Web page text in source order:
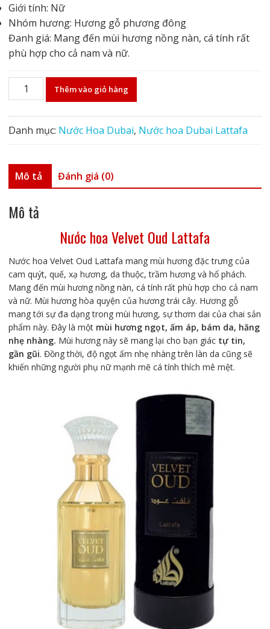
Giới tính: Nữ
Nhóm hương: Hương gỗ phương đông
Đanh giá: Mang đến mùi hương nồng nàn, cá tính rất
phù hợp cho cả nam và nữ.
Nước
hoa
Velvet
Oud
Lattafa
lượng
Thêm vào giỏ hàng
Danh mục: Nước Hoa Dubai, Nước hoa Dubai Lattafa
Mô tả Đánh giá (0)
Mô tả
Nước hoa Velvet Oud Lattafa
Nước hoa Velvet Oud Lattafa mang mùi hương đặc trưng của
cam quýt, quế, xạ hương, da thuộc, trầm hương và hổ phách.
Mang đến mùi hương nồng nàn, cá tính rất phù hợp cho cả nam
và nữ. Mùi hương hòa quyện của hương trái cây. Hương gỗ
mang tới sự đa dạng trong mùi hương, sự thơm dai của chai sản
phẩm này. Đây là một mùi hương ngọt, ấm áp, bám da, hăng
nhẹ nhàng. Mùi hương này sẽ mang lại cho bạn giác tự tin,
gần gũi. Đồng thời, độ ngọt ấm nhẹ nhàng trên làn da cũng sẽ
khiến những người phụ nữ mạnh mẽ cá tính thích mê mệt.